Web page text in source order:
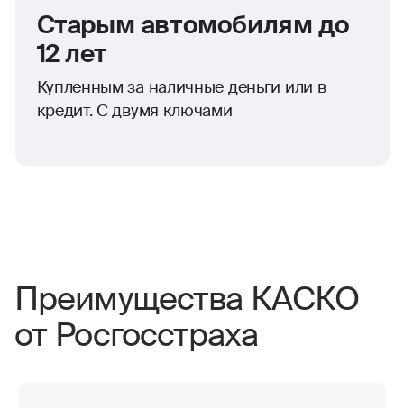
Старым автомобилям до
12 лет
Купленным за наличные деньги или в
кредит. С двумя ключами
Преимущества КАСКО
от Росгосстраха